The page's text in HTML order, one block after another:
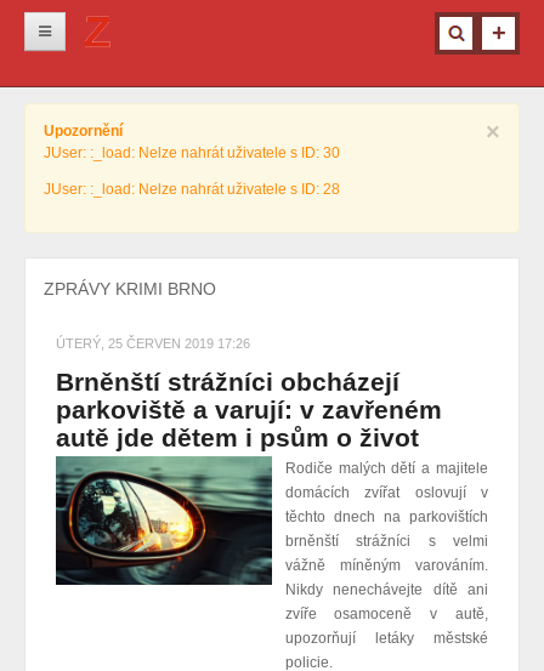
Krimi
Kultura
×
Upozornění
JUser: :_load: Nelze nahrát uživatele s ID: 30
JUser: :_load: Nelze nahrát uživatele s ID: 28
ZPRÁVY KRIMI BRNO
ÚTERÝ, 25 ČERVEN 2019 17:26
Brněnští strážníci obcházejí
parkoviště a varují: v zavřeném
autě jde dětem i psům o život
Rodiče malých dětí a majitele
domácích zvířat oslovují v
těchto dnech na parkovištích
brněnští strážníci s velmi
vážně míněným varováním.
Nikdy nenechávejte dítě ani
zvíře osamoceně v autě,
upozorňují letáky městské
policie.